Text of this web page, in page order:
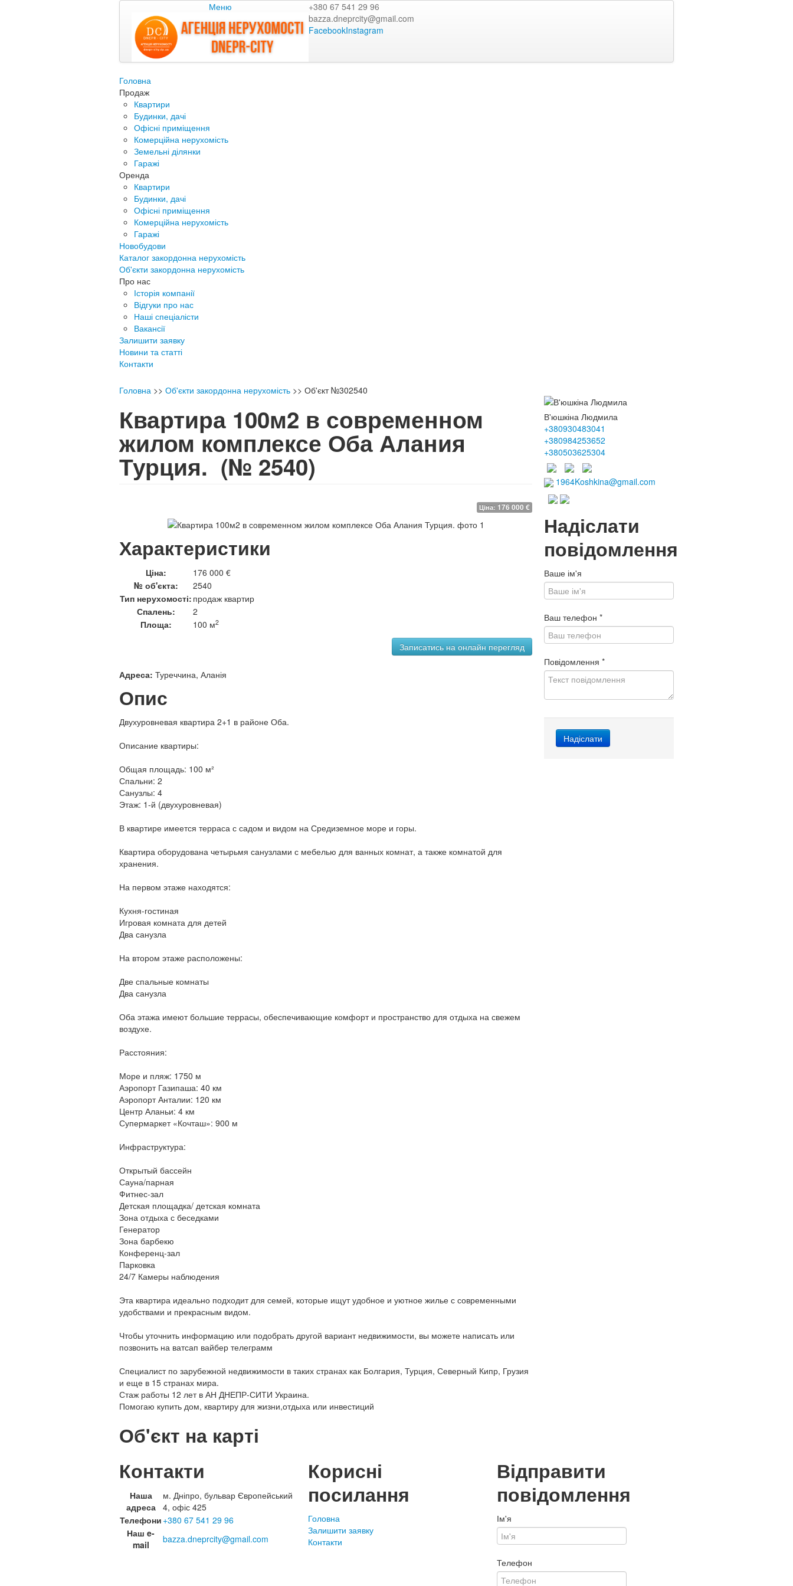
Меню
+380 67 541 29 96
bazza.dneprcity@gmail.com
FacebookInstagram
Головна
Продаж
Квартири
Будинки, дачі
Офісні приміщення
Комерційна нерухомість
Земельні ділянки
Гаражі
Оренда
Квартири
Будинки, дачі
Офісні приміщення
Комерційна нерухомість
Гаражі
Новобудови
Каталог закордонна нерухомість
Об'єкти закордонна нерухомість
Про нас
Історія компанії
Відгуки про нас
Наші спеціалісти
Вакансії
Залишити заявку
Новини та статті
Контакти
Головна >> Об'єкти закордонна нерухомість >> Об'єкт №302540
Квартира 100м2 в современном
жилом комплексе Оба Алания
Турция. (№ 2540)
Ціна: 176 000 €
Характеристики
Ціна:
176 000 €
№ об'єкта:
2540
Тип нерухомості: продаж квартир
Спалень:
2
Площа:
100 м2
Адреса: Туреччина, Аланія
Опис
Двухуровневая квартира 2+1 в районе Оба.
Описание квартиры:
Общая площадь: 100 м²
Спальни: 2
Санузлы: 4
Этаж: 1-й (двухуровневая)
В квартире имеется терраса с садом и видом на Средиземное море и горы.
Квартира оборудована четырьмя санузлами с мебелью для ванных комнат, а также комнатой для
хранения.
На первом этаже находятся:
Кухня-гостиная
Игровая комната для детей
Два санузла
На втором этаже расположены:
Две спальные комнаты
Два санузла
Оба этажа имеют большие террасы, обеспечивающие комфорт и пространство для отдыха на свежем
воздухе.
Расстояния:
Море и пляж: 1750 м
Аэропорт Газипаша: 40 км
Аэропорт Анталии: 120 км
Центр Аланьи: 4 км
Супермаркет «Кочташ»: 900 м
Инфраструктура:
Открытый бассейн
Сауна/парная
Фитнес-зал
Детская площадка/ детская комната
Зона отдыха с беседками
Генератор
Зона барбекю
Конференц-зал
Парковка
24/7 Камеры наблюдения
Эта квартира идеально подходит для семей, которые ищут удобное и уютное жилье с современными
удобствами и прекрасным видом.
Чтобы уточнить информацию или подобрать другой вариант недвижимости, вы можете написать или
позвонить на ватсап вайбер телеграмм
Специалист по зарубежной недвижимости в таких странах как Болгария, Турция, Северный Кипр, Грузия
и еще в 15 странах мира.
Стаж работы 12 лет в АН ДНЕПР-СИТИ Украина.
Помогаю купить дом, квартиру для жизни,отдыха или инвестиций
Об'єкт на карті
В'юшкіна Людмила
+380930483041
+380984253652
+380503625304
1964Koshkina@gmail.com
Надіслати
повідомлення
Ваше ім'я
Ваш телефон *
Повідомлення *
Контакти
Наша
адреса
м. Дніпро, бульвар Європейський
4, офіс 425
Телефони +380 67 541 29 96
Наш e-
mail
bazza.dneprcity@gmail.com
Корисні
посилання
Головна
Залишити заявку
Контакти
Відправити
повідомлення
Ім'я
Телефон